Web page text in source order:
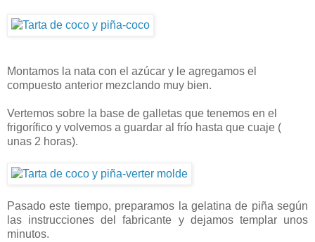
Montamos la nata con el azúcar y le agregamos el
compuesto anterior mezclando muy bien.
Vertemos sobre la base de galletas que tenemos en el
frigorífico y volvemos a guardar al frío hasta que cuaje (
unas 2 horas).
Pasado este tiempo, preparamos la gelatina de piña según
las instrucciones del fabricante y dejamos templar unos
minutos.